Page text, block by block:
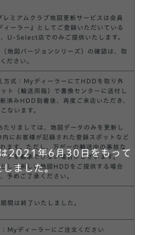
レミアムクラブ地図更新サービスは会員
ィーラー』としてご登録いただいている
U-Select店でのみご提供いたします。
（地図バージョンシリーズ）の確認は、取
ださい。
方式：MyディーラーにてHDDを取り外
ット（輸送用箱）で書換センターに送付し
済みHDD到着後、再度ご来店いただき、
ないます。
りましては、地図データのみを更新し
内にお客様が記録された登録スポットなど
ます。ただし、万が一の輸送中の事故な
タを継承できない場合がございます。
して新しい地図HDDをご提供する場合
予めご了承ください。
間は終了いたしました。
Myディーラーにご注文ください